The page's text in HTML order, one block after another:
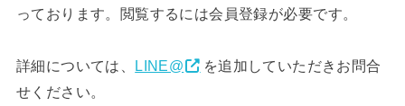
っております。閲覧するには会員登録が必要です。
詳細については、 LINE@
を追加していただきお問合
せください。